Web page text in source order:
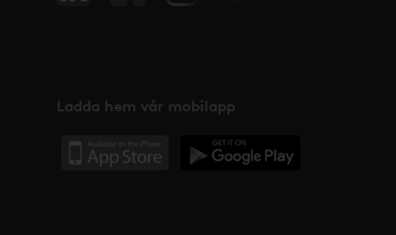
Ladda hem vår mobilapp